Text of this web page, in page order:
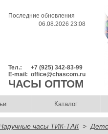
Последние обновления
06.08.2026 23:08
Тел.:
+7 (925) 342-83-99
E-mail: office@chascom.ru
ЧАСЫ ОПТОМ
Каталог
часы ТИК-ТАК>